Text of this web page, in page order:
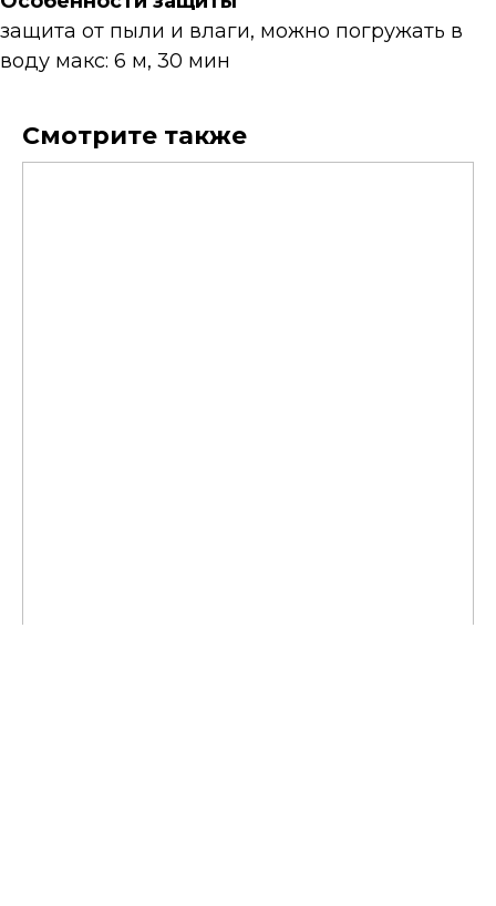
защита от пыли и влаги, можно погружать в
воду макс: 6 м, 30 мин
Смотрите также